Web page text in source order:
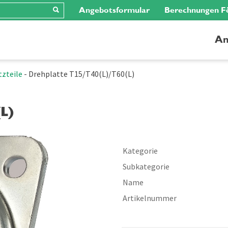
Angebotsformular Berechnungen
- Drehplatte T15/T40(L)/T60(L)
Kategorie
Subkategorie
Name
Artikelnummer